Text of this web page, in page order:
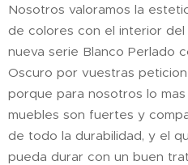
Nosotros valoramos la
de colores con el interior
nueva serie Blanco Perlado
Oscuro por vuestras
porque para nosotros lo
muebles son fuertes y
de todo la durabilidad, y el
pueda durar con un buen